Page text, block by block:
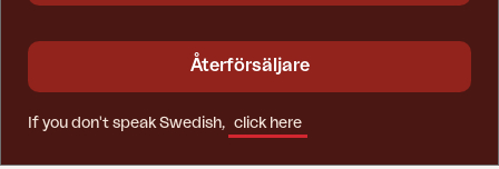
Återförsäljare
If you don't speak Swedish, click here